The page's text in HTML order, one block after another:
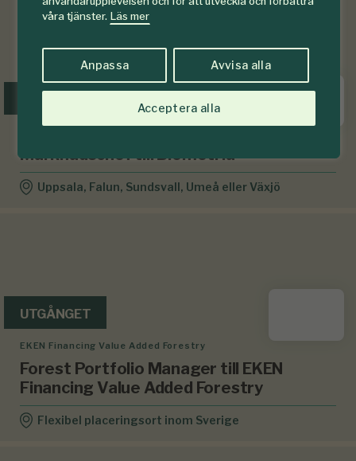
våra tjänster. Läs mer
Anpassa Avvisa alla
Acceptera alla
Marknadschef till Biometria
Uppsala, Falun, Sundsvall, Umeå eller Växjö
UTGÅNGET
EKEN Financing Value Added Forestry
Forest Portfolio Manager till EKEN
Financing Value Added Forestry
Flexibel placeringsort inom Sverige